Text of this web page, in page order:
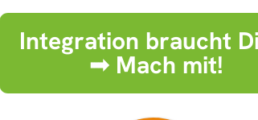
Integration braucht
➟ Mach mit!